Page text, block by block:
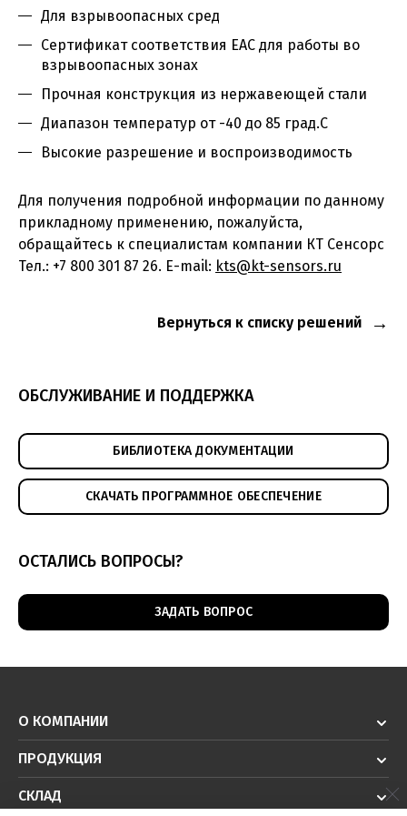
Для взрывоопасных сред
Сертификат соответствия EAC для работы во
взрывоопасных зонах
Прочная конструкция из нержавеющей стали
Диапазон температур от -40 до 85 град.С
Высокие разрешение и воспроизводимость
Для получения подробной информации по данному
прикладному применению, пожалуйста,
обращайтесь к специалистам компании КТ Сенсорс
Тел.: +7 800 301 87 26. E-mail: kts@kt-sensors.ru
Вернуться к списку решений
ОБСЛУЖИВАНИЕ И ПОДДЕРЖКА
БИБЛИОТЕКА ДОКУМЕНТАЦИИ
СКАЧАТЬ ПРОГРАММНОЕ ОБЕСПЕЧЕНИЕ
ОСТАЛИСЬ ВОПРОСЫ?
ЗАДАТЬ ВОПРОС
О КОМПАНИИ
ПРОДУКЦИЯ
СКЛАД